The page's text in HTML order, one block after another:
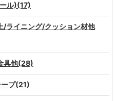
ル)(17)
/ライニング/クッション材他
具他(28)
プ(21)